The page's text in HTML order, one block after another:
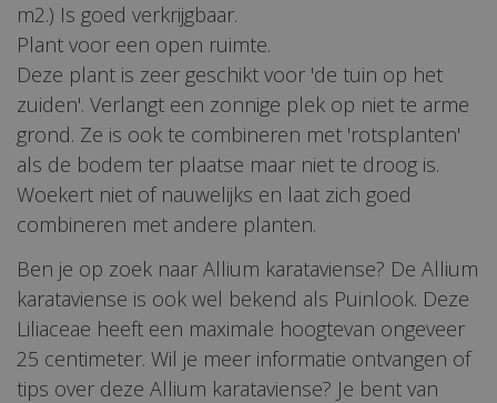
m2.) Is goed verkrijgbaar.
Plant voor een open ruimte.
Deze plant is zeer geschikt voor 'de tuin op het
zuiden'. Verlangt een zonnige plek op niet te arme
grond. Ze is ook te combineren met 'rotsplanten'
als de bodem ter plaatse maar niet te droog is.
Woekert niet of nauwelijks en laat zich goed
combineren met andere planten.
Ben je op zoek naar Allium karataviense? De Allium
karataviense is ook wel bekend als Puinlook. Deze
Liliaceae heeft een maximale hoogtevan ongeveer
25 centimeter. Wil je meer informatie ontvangen of
tips over deze Allium karataviense? Je bent van